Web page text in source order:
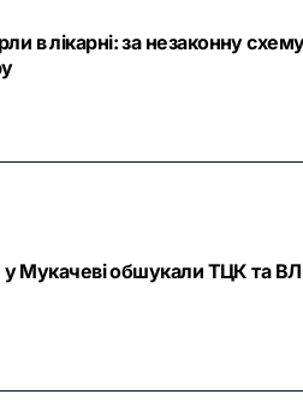
в лікарні: за незаконну
Мукачеві обшукали ТЦК та